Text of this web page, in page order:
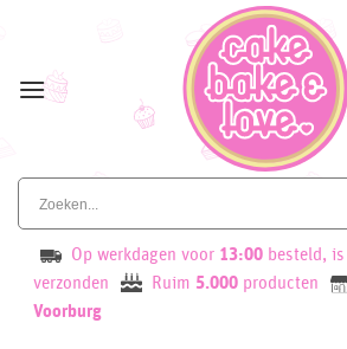
content
Op werkdagen voor 13:00 besteld,
verzonden
Ruim 5.000 producten
Voorburg